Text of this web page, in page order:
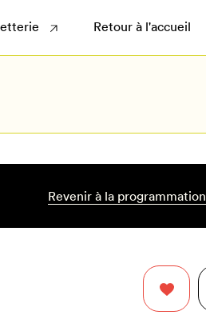
Retour à l'accueil
Revenir à la programmation